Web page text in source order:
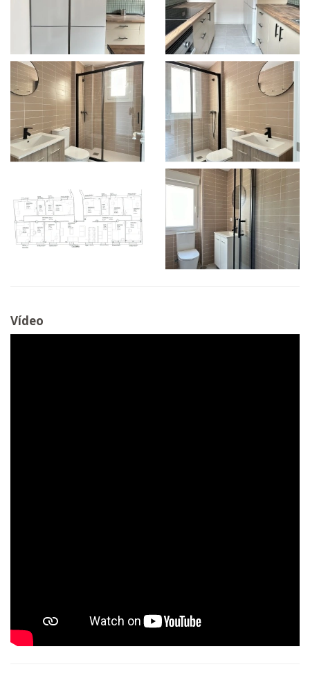
Vídeo